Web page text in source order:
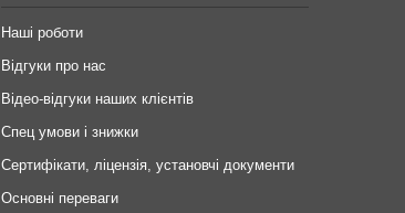
Наші роботи
Відгуки про нас
Відео-відгуки наших клієнтів
Спец умови і знижки
Сертифікати, ліцензія, установчі документи
Основні переваги